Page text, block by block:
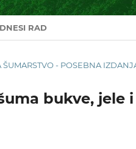
RAD
ŠUMARSTVO - POSEBNA
bukve, jele